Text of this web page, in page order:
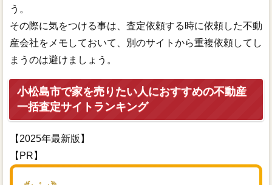
う。
その際に気をつける事は、査定依頼する時に依頼した不動
産会社をメモしておいて、別のサイトから重複依頼してし
まうのは避けましょう。
小松島市で家を売りたい人におすすめの不動産
一括査定サイトランキング
【2025年最新版】
【PR】